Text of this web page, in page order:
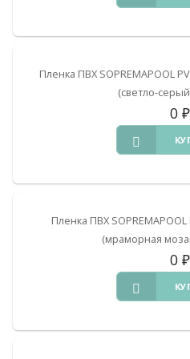
Пленка ПВХ SOPREMAPOOL
(светло-
0 ₽
Пленка ПВХ SOPREMAPOOL
(мраморная
0 ₽